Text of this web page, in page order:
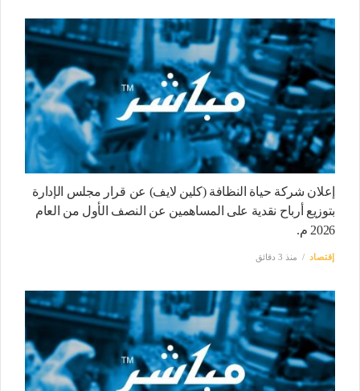
إعلان شركة حياة النظافة (كلين لايف) عن قرار مجلس الإدارة
بتوزيع أرباح نقدية على المساهمين عن النصف الأول من العام
2026 م.
إقتصاد منذ 3 دقائق